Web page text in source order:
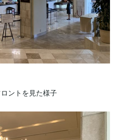
ントを見た様子